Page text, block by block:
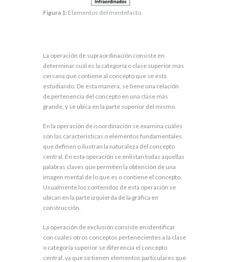
Figura 1: Elementos del mentefacto.
La operación de supraordinación consiste en
determinar cuál es la categoría o clase superior más
cercana que contiene al concepto que se está
estudiando. De esta manera, se tiene una relación
de pertenencia del concepto en una clase más
grande, y se ubica en la parte superior del mismo.
En la operación de isoordinación se examina cuáles
son las características o elementos fundamentales
que definen o ilustran la naturaleza del concepto
central. En esta operación se enlistan todas aquellas
palabras claves que permiten la obtención de una
imagen mental de lo que es o contiene el concepto.
Usualmente los contenidos de esta operación se
ubican en la parte izquierda de la gráfica en
construcción.
La operación de exclusión consiste en identificar
con cuáles otros conceptos pertenecientes a la clase
o categoría superior se diferencia el concepto
central, ya que se tienen elementos particulares que